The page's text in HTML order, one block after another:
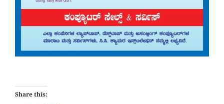
Share this: